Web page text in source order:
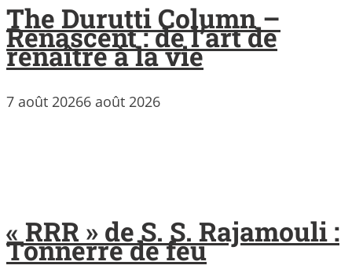
The Durutti Column –
Renascent : de l’art de
renaître à la vie
7 août 20266 août 2026
« RRR » de S. S. Rajamouli :
Tonnerre de feu